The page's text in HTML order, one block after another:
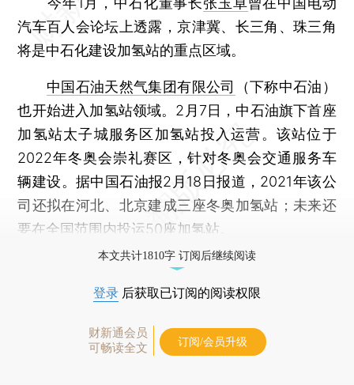
汽车百人会论坛上透露，京津冀、长三角、珠三角
将是中石化建设加氢站的重点区域。
中国石油天然气集团有限公司
（下称中石油）
也开始进入加氢站领域。2月7日，中石油旗下首座
加氢站太子城服务区加氢站投入运营。该站位于
2022年冬奥会崇礼赛区，针对冬奥会交通服务车
辆建设。据中国石油报2月18日报道，2021年该公
司还拟在河北、北京建成三座冬奥加氢站；未来还
要在全国范围内投运50座加氢站。
本文共计1810字 订阅后继续阅读
登录 后获取已订阅的阅读权限
财新通会员
可畅读全文
订阅/会员升级